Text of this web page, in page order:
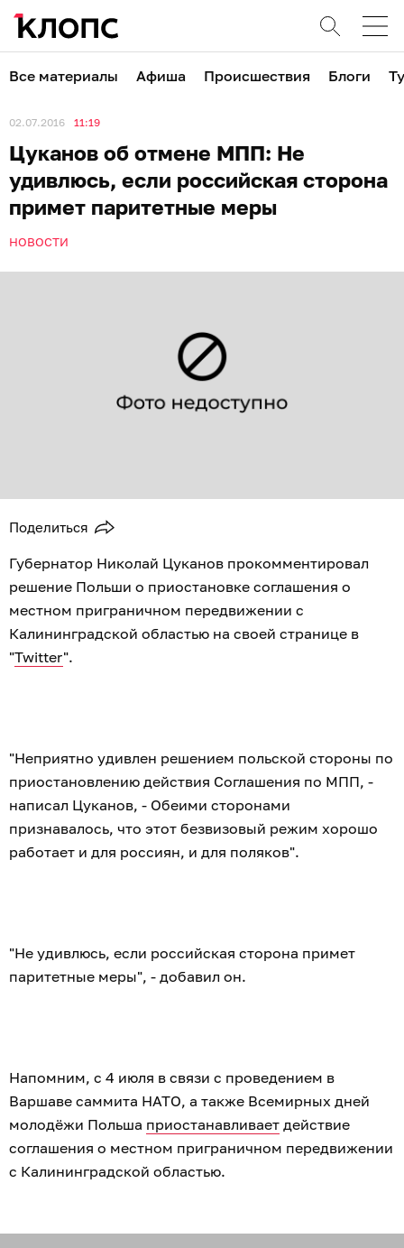
Все материалы Афиша Происшествия Блоги
02.07.2016 11:19
Цуканов об отмене МПП: Не
удивлюсь, если российская сторона
примет паритетные меры
НОВОСТИ
Поделиться
Губернатор Николай Цуканов прокомментировал
решение Польши о приостановке соглашения о
местном приграничном передвижении с
Калининградской областью на своей странице в
"Twitter".
"Неприятно удивлен решением польской стороны по
приостановлению действия Соглашения по МПП, -
написал Цуканов, - Обеими сторонами
признавалось, что этот безвизовый режим хорошо
работает и для россиян, и для поляков".
"Не удивлюсь, если российская сторона примет
паритетные меры", - добавил он.
Напомним, с 4 июля в связи с проведением в
Варшаве саммита НАТО, а также Всемирных дней
молодёжи Польша приостанавливает действие
соглашения о местном приграничном передвижении
с Калининградской областью.